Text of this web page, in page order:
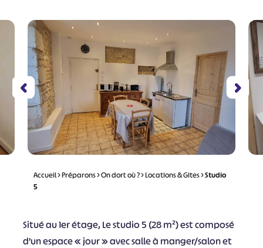
Accueil>Préparons>On dort où ?>Locations & Gites>Studio
5
Situé au 1er étage, Le studio 5 (28 m²) est composé
d’un espace « jour » avec salle à manger/salon et